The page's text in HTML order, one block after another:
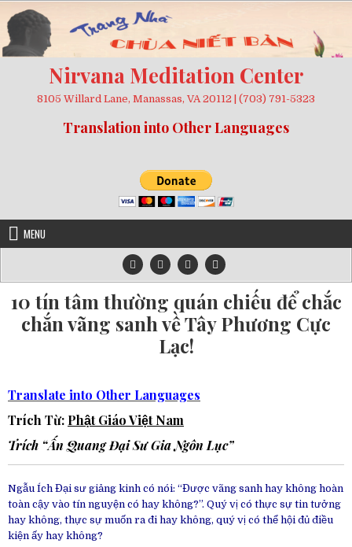
to
content
Nirvana Meditation Center
8105 Willard Lane, Manassas, VA 20112 | (703) 791-5323
Translation into Other Languages
MENU
10 tín tâm thường quán chiếu để chắc
chắn vãng sanh về Tây Phương Cực
Lạc!
Translate into Other Languages
Trích Từ: Phật Giáo Việt Nam
Trích “Ấn Quang Đại Sư Gia Ngôn Lục”
Ngẫu Ích Đại sư giảng kinh có nói: “Được vãng sanh hay không hoàn
toàn cậy vào tín nguyện có hay không?”. Quý vị có thực sự tin tưởng
hay không, thực sự muốn ra đi hay không, quý vị có thể hội đủ điều
kiện ấy hay không?